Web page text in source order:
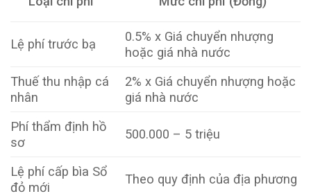
Lệ phí trước bạ
0.5% x Giá chuyển nhượng
hoặc giá nhà nước
Thuế thu nhập cá
nhân
2% x Giá chuyển nhượng hoặc
giá nhà nước
Phí thẩm định hồ
sơ
500.000 – 5 triệu
Lệ phí cấp bìa Sổ
đỏ mới
Theo quy định của địa phương